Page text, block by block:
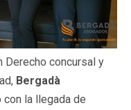
Derecho concursal y
Bergadà
con la llegada de